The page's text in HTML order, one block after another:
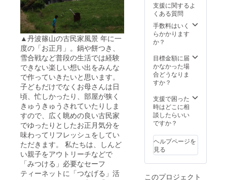
▲丹波篠山の古民家風景 年に一
度の「お正月」。鍋や餅つき、
雪合戦など普段の生活では経験
できない楽しい想い出をみんな
で作っていきたいと思います。
子どもだけでなくお母さんは日
頃、忙しかったり、部屋が狭く
きゅうきゅうされていたりしま
すので、広く眺めの良い古民家
でゆったりとしたお正月気分を
味わってリフレッシュをしてい
ただきます。 私たちは、しんど
い親子をアウトリーチなどで
「みつける」必要なセーフ
ティーネットに「つなげる」活
支援に関するよ
くある質問
手数料はいく
らかかります
か？
目標金額に届
かなかった場
合どうなりま
すか？
支援で困った
時はどこに相
談したらいい
ですか？
ヘルプページを
見る
このプロジェクト